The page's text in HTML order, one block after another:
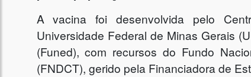
A vacina foi desenvolvida pelo
Universidade Federal de Minas Gerais
(Funed), com recursos do Fundo
(FNDCT), gerido pela Financiadora de